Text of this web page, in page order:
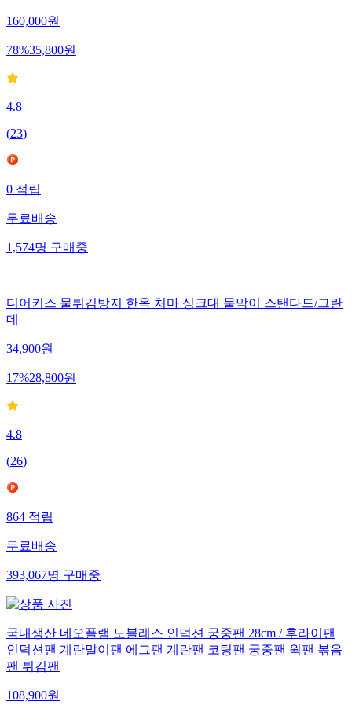
160,000원
78%35,800원
4.8
(23)
0 적립
무료배송
1,574명 구매중
디어커스 물튀김방지 한옥 처마 싱크대 물막이 스탠다드/그란
데
34,900원
17%28,800원
4.8
(26)
864적립
무료배송
393,067명구매중
국내생산 네오플램 노블레스 인덕션 궁중팬 28cm / 후라이팬
인덕션팬 계란말이팬 에그팬 계란팬 코팅팬 궁중팬 웍팬 볶음
팬 튀김팬
108,900원